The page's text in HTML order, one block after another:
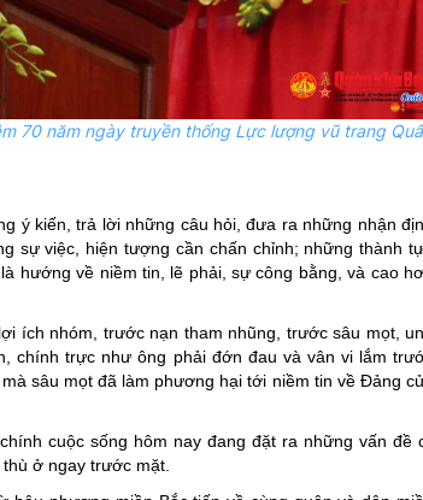
70 năm ngày truyền thống Lực lượng vũ trang
ý kiến, trả lời những câu hỏi, đưa ra những nhận
sự việc, hiện tượng cần chấn chỉnh; những thành
hướng về niềm tin, lẽ phải, sự công bằng, và cao
ích nhóm, trước nạn tham nhũng, trước sâu mọt,
chính trực như ông phải đớn đau và vân vi lắm
sâu mọt đã làm phương hại tới niềm tin về Đảng
cuộc sống hôm nay đang đặt ra những vấn đề
ở ngay trước mặt.